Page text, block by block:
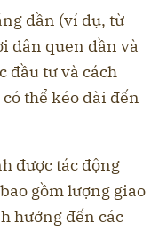
dần (ví dụ, từ
dân quen dần và
đầu tư và cách
thể kéo dài đến
được tác động
gồm lượng giao
hưởng đến các